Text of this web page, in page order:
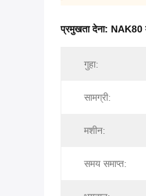
प्रमुखता देना: NAK80
गुहा:
सामग्री:
मशीन:
समय समाप्त: